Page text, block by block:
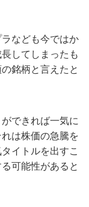
なども今ではか
してしまったも
銘柄と言えたと
できれば一気に
は株価の急騰を
イトルを出すこ
可能性があると